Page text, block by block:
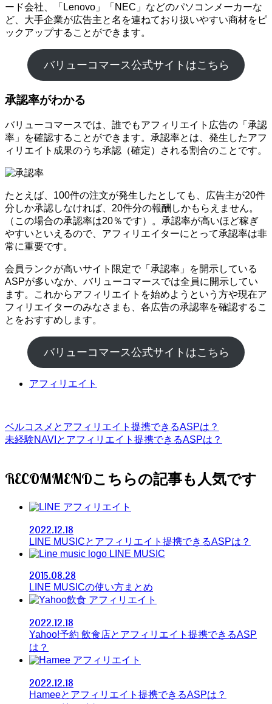
ード会社、「Lenovo」「NEC」などのパソコンメーカーな
ど、大手企業が広告主と名を連ねており扱いやすい商材をピ
ックアップすることができます。
バリューコマース公式サイトはこちら
承認率がわかる
バリューコマースでは、誰でもアフィリエイト広告の「承認
率」を確認することができます。承認率とは、発生したアフ
ィリエイト成果のうち承認（確定）される割合のことです。
たとえば、100件の注文が発生したとしても、広告主が20件
分しか承認しなければ、20件分の報酬しかもらえません。
（この場合の承認率は20％です）。承認率が高いほど稼ぎ
やすいといえるので、アフィリエイターにとって承認率は非
常に重要です。
会員ランクが高いサイト限定で「承認率」を開示している
ASPが多いなか、バリューコマースでは全員に開示してい
ます。これからアフィリエイトを始めようという方や現在ア
フィリエイターのみなさまも、各広告の承認率を確認するこ
とをおすすめします。
バリューコマース公式サイトはこちら
アフィリエイト
ベルコスメとアフィリエイト提携できるASPは？
未経験NAVIとアフィリエイト提携できるASPは？
RECOMMEND
アフィリエイト
2022.12.18
LINE MUSICとアフィリエイト提携できるASPは？
LINE MUSIC
2015.08.28
LINE MUSICの使い方まとめ
アフィリエイト
2022.12.18
Yahoo!予約 飲食店とアフィリエイト提携できるASP
は？
アフィリエイト
2022.12.18
Hameeとアフィリエイト提携できるASPは？